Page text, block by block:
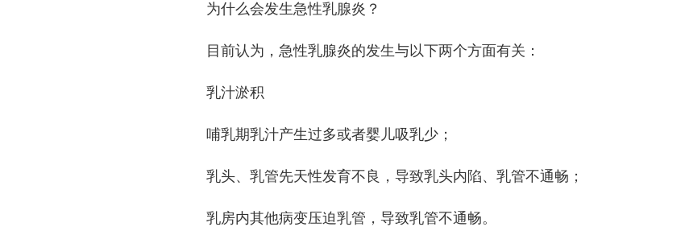
为什么会发生急性乳腺炎？
目前认为，急性乳腺炎的发生与以下两个方面有关：
乳汁淤积
哺乳期乳汁产生过多或者婴儿吸乳少；
乳头、乳管先天性发育不良，导致乳头内陷、乳管不通畅；
乳房内其他病变压迫乳管，导致乳管不通畅。